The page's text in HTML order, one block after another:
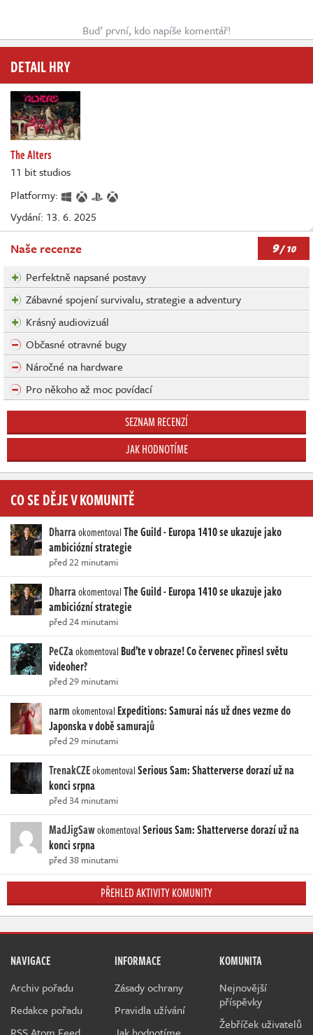
Buď první, kdo napíše komentář!
DETAIL HRY
The Alters
11 bit studios
Platformy:
Vydání: 13. 6. 2025
Naše recenze 9/ 10
Perfektně napsané postavy
Zábavné spojení survivalu, strategie a adventury
Krásný audiovizuál
Občasné otravné bugy
Náročné na hardware
Pro někoho až moc povídací
SEZNAM RECENZÍ
JAK HODNOTÍME
CO SE DĚJE V KOMUNITĚ
DharraokomentovalThe Guild - Europa 1410 se ukazuje jako
ambiciózní strategie
před 22 minutami
DharraokomentovalThe Guild - Europa 1410 se ukazuje jako
ambiciózní strategie
před 24 minutami
PeCZaokomentoval Buďte v obraze! Co červenec přinesl světu
videoher?
před 29 minutami
narmokomentoval Expeditions: Samurai nás už dnes vezme do
Japonska v době samurajů
před 29 minutami
TrenakCZEokomentovalSerious Sam: Shatterverse dorazí už na
konci srpna
před 34 minutami
MadJigSawokomentovalSerious Sam: Shatterverse dorazí už na
konci srpna
před 38 minutami
PŘEHLED AKTIVITY KOMUNITY
NAVIGACE
Archiv pořadu
Redakce pořadu
INFORMACE
Zásady ochrany
Pravidla užívání
KOMUNITA
Nejnovější
příspěvky
Žebříček uživatelů